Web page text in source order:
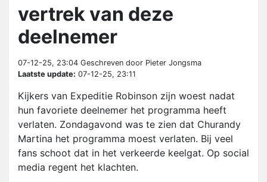
vertrek van deze
deelnemer
07-12-25, 23:04 Geschreven door Pieter Jongsma
Laatste update: 07-12-25, 23:11
Kijkers van Expeditie Robinson zijn woest nadat
hun favoriete deelnemer het programma heeft
verlaten. Zondagavond was te zien dat Churandy
Martina het programma moest verlaten. Bij veel
fans schoot dat in het verkeerde keelgat. Op social
media regent het klachten.